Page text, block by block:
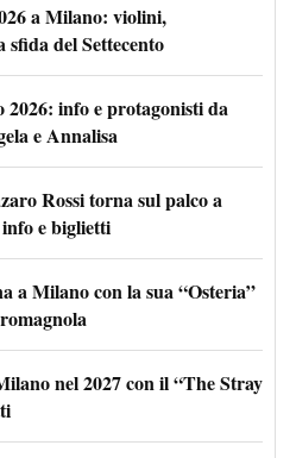
a Milano: violini,
sfida del Settecento
2026: info e protagonisti da
e Annalisa
Rossi torna sul palco a
e biglietti
a Milano con la sua “Osteria”
nel 2027 con il “The Stray